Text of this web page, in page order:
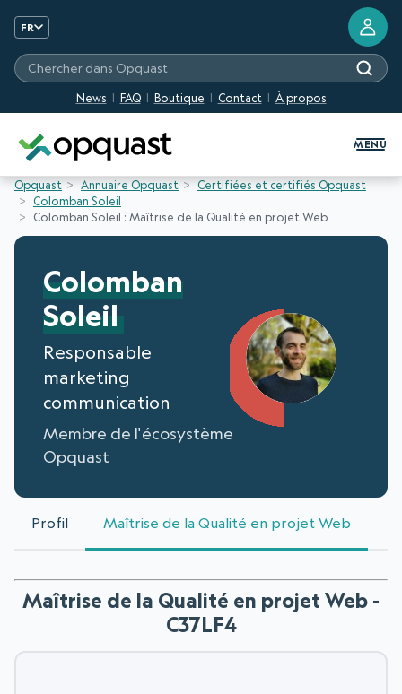
FR
News FAQ Boutique Contact À propos
Chercher dans Opquast
MENU
Opquast Annuaire Opquast
Certifiées et certifiés Opquast
Colomban Soleil
Colomban Soleil : Maîtrise de la Qualité en projet Web
Colomban
Soleil
Responsable
marketing
communication
Membre de l'écosystème
Opquast
Profil Maîtrise de la Qualité en projet Web
Maîtrise de la Qualité en projet Web -
C37LF4